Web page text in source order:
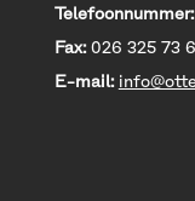
Telefoonnummer:
Fax:026 325 73
E-mail: